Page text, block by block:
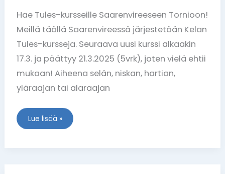
Hae Tules-kursseille Saarenvireeseen Tornioon!
Meillä täällä Saarenvireessä järjestetään Kelan
Tules-kursseja. Seuraava uusi kurssi alkaakin
17.3. ja päättyy 21.3.2025 (5vrk), joten vielä ehtii
mukaan! Aiheena selän, niskan, hartian,
yläraajan tai alaraajan
Lue lisää »